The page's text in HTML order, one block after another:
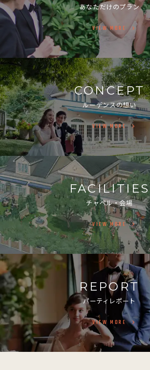
あなただけのプラン
VIEW MORE
CONCEPT
ルーデンスの想い
VIEW MORE
FACILITIES
チャペル・会場
VIEW MORE
REPORT
パーティレポート
VIEW MORE